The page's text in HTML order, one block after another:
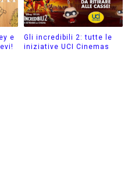
e
Gli incredibili 2: tutte le
iniziative UCI Cinemas